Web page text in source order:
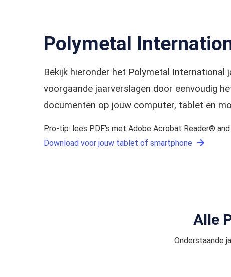
Polymetal
Bekijk hieronder het Polymetal International
voorgaande jaarverslagen door eenvoudig
documenten op jouw computer, tablet en
Pro-tip: lees PDF’s met Adobe Acrobat Reader®
Download voor jouw tablet of smartphone
Alle
Onderstaande